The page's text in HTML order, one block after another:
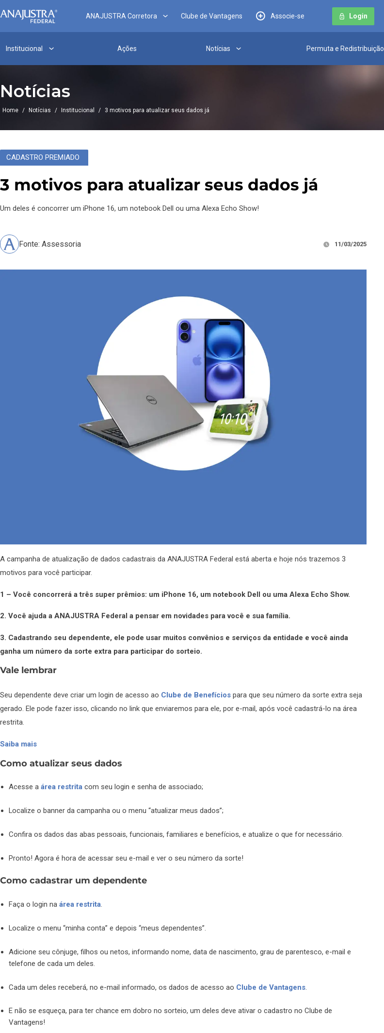
ANAJUSTRA Corretora Clube de Vantagens Associe-se Login
Institucional Ações Notícias Permuta e Redistribuição
Notícias
Home / Notícias / Institucional / 3 motivos para atualizar seus dados já
CADASTRO PREMIADO
3 motivos para atualizar seus dados já
Um deles é concorrer um iPhone 16, um notebook Dell ou uma Alexa Echo Show!
Fonte: Assessoria 11/03/2025
A campanha de atualização de dados cadastrais da ANAJUSTRA Federal está aberta e hoje nós trazemos 3
motivos para você participar.
1 – Você concorrerá a três super prêmios: um iPhone 16, um notebook Dell ou uma Alexa Echo Show.
2. Você ajuda a ANAJUSTRA Federal a pensar em novidades para você e sua família.
3. Cadastrando seu dependente, ele pode usar muitos convênios e serviços da entidade e você ainda
ganha um número da sorte extra para participar do sorteio.
Vale lembrar
Seu dependente deve criar um login de acesso ao Clube de Benefícios para que seu número da sorte extra seja
gerado. Ele pode fazer isso, clicando no link que enviaremos para ele, por e-mail, após você cadastrá-lo na área
restrita.
Saiba mais
Como atualizar seus dados
Acesse a área restrita com seu login e senha de associado;
Localize o banner da campanha ou o menu “atualizar meus dados”;
Confira os dados das abas pessoais, funcionais, familiares e benefícios, e atualize o que for necessário.
Pronto! Agora é hora de acessar seu e-mail e ver o seu número da sorte!
Como cadastrar um dependente
Faça o login na área restrita.
Localize o menu “minha conta” e depois “meus dependentes”.
Adicione seu cônjuge, filhos ou netos, informando nome, data de nascimento, grau de parentesco, e-mail e
telefone de cada um deles.
Cada um deles receberá, no e-mail informado, os dados de acesso ao Clube de Vantagens
E não se esqueça, para ter chance em dobro no sorteio, um deles deve ativar o cadastro no Clube de
Vantagens!